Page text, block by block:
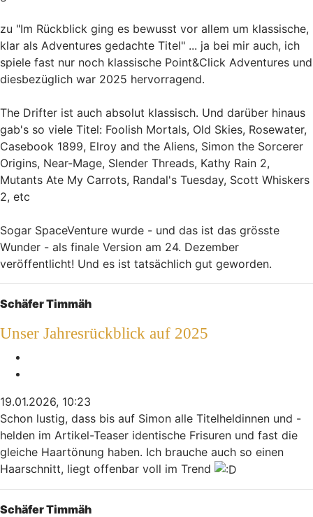
zu "Im Rückblick ging es bewusst vor allem um klassische,
klar als Adventures gedachte Titel" ... ja bei mir auch, ich
spiele fast nur noch klassische Point&Click Adventures und
diesbezüglich war 2025 hervorragend.
The Drifter ist auch absolut klassisch. Und darüber hinaus
gab's so viele Titel: Foolish Mortals, Old Skies, Rosewater,
Casebook 1899, Elroy and the Aliens, Simon the Sorcerer
Origins, Near-Mage, Slender Threads, Kathy Rain 2,
Mutants Ate My Carrots, Randal's Tuesday, Scott Whiskers
2, etc
Sogar SpaceVenture wurde - und das ist das grösste
Wunder - als finale Version am 24. Dezember
veröffentlicht! Und es ist tatsächlich gut geworden.
Schäfer Timmäh
Unser Jahresrückblick auf 2025
19.01.2026, 10:23
Schon lustig, dass bis auf Simon alle Titelheldinnen und -
helden im Artikel-Teaser identische Frisuren und fast die
gleiche Haartönung haben. Ich brauche auch so einen
Haarschnitt, liegt offenbar voll im Trend
Nach oben
Schäfer Timmäh